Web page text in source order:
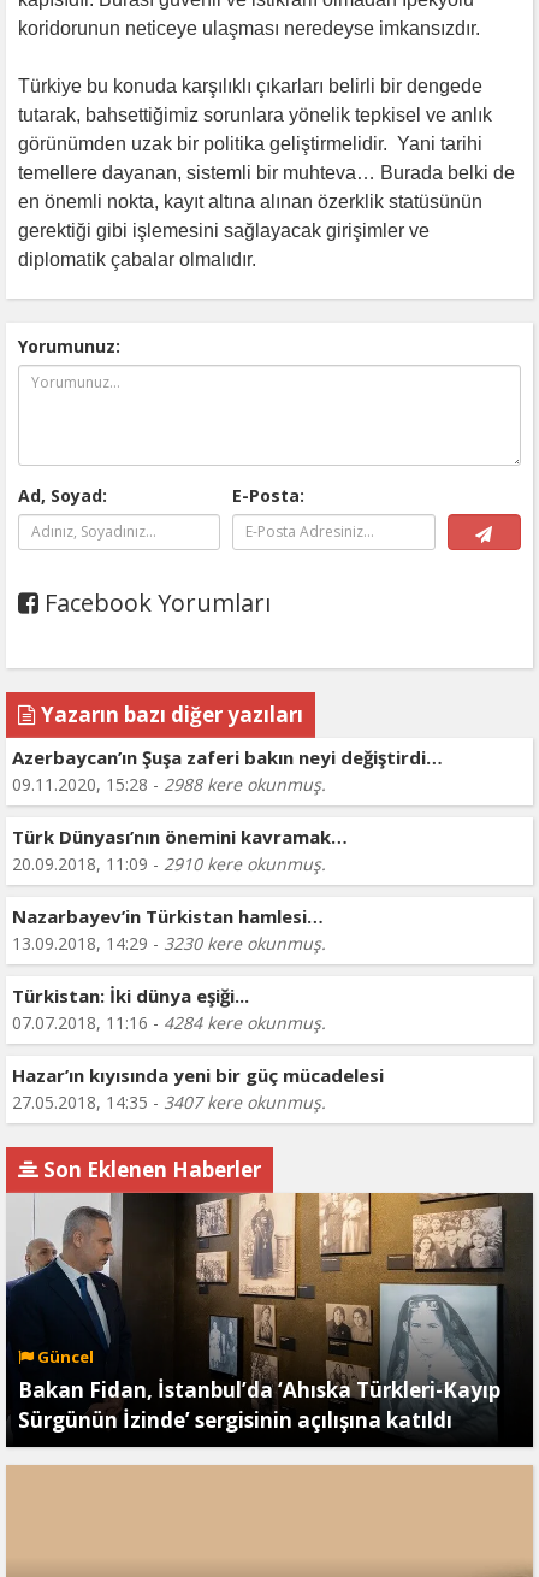
koridorunun neticeye ulaşması neredeyse imkansızdır.
Türkiye bu konuda karşılıklı çıkarları belirli bir dengede
tutarak, bahsettiğimiz sorunlara yönelik tepkisel ve anlık
görünümden uzak bir politika geliştirmelidir. Yani tarihi
temellere dayanan, sistemli bir muhteva… Burada belki de
en önemli nokta, kayıt altına alınan özerklik statüsünün
gerektiği gibi işlemesini sağlayacak girişimler ve
diplomatik çabalar olmalıdır.
Yorumunuz:
Ad, Soyad: E-Posta:
Facebook Yorumları
Yazarın bazı diğer yazıları
Azerbaycan’ın Şuşa zaferi bakın neyi değiştirdi…
09.11.2020, 15:28 - 2988 kere okunmuş.
Türk Dünyası’nın önemini kavramak…
20.09.2018, 11:09 - 2910 kere okunmuş.
Nazarbayev’in Türkistan hamlesi…
13.09.2018, 14:29 - 3230 kere okunmuş.
Türkistan: İki dünya eşiği...
07.07.2018, 11:16 - 4284 kere okunmuş.
Hazar’ın kıyısında yeni bir güç mücadelesi
27.05.2018, 14:35 - 3407 kere okunmuş.
Son Eklenen Haberler
Güncel
Bakan Fidan, İstanbul’da ‘Ahıska Türkleri-Kayıp
Sürgünün İzinde’ sergisinin açılışına katıldı